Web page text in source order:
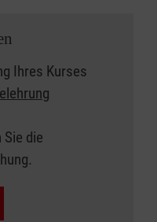
Ihres Kurses
die